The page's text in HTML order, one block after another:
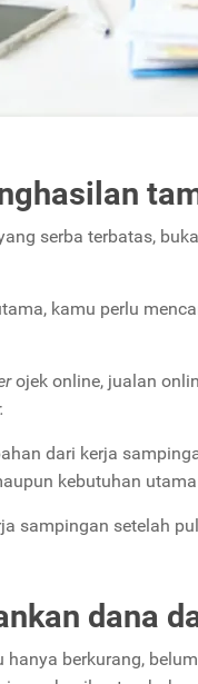
serba terbatas,
kamu perlu
ojek online, jualan
dari kerja
kebutuhan
sampingan setelah
dana
hanya berkurang,